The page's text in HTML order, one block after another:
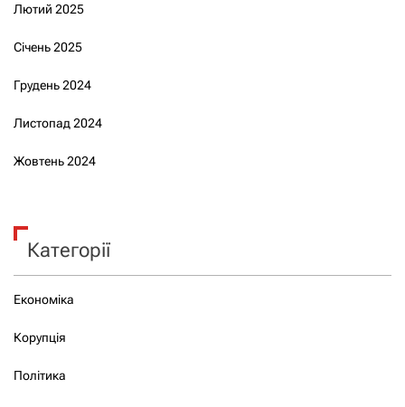
Лютий 2025
Січень 2025
Грудень 2024
Листопад 2024
Жовтень 2024
Категорії
Економіка
Корупція
Політика